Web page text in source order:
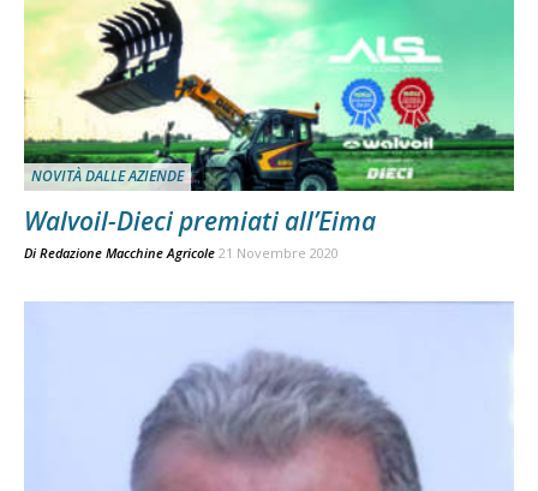
NOVITÀ DALLE AZIENDE
Walvoil-Dieci premiati all’Eima
Di Redazione Macchine Agricole 21 Novembre 2020